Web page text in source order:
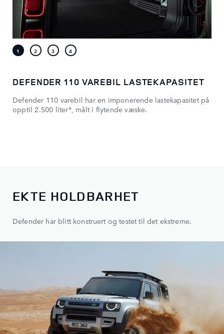
DEFENDER 110 VAREBIL LASTEKAPASITET
Defender 110 varebil har en imponerende lastekapasitet på
opptil 2.500 liter*, målt i flytende væske.
EKTE HOLDBARHET
Defender har blitt konstruert og testet til det ekstreme.